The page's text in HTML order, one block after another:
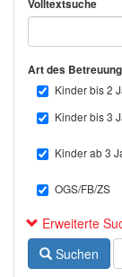
Volltextsuche
Art des
Kinder bis 2
Kinder bis 3
Kinder ab 3
OGS/FB/ZS
Erweiterte
Suchen